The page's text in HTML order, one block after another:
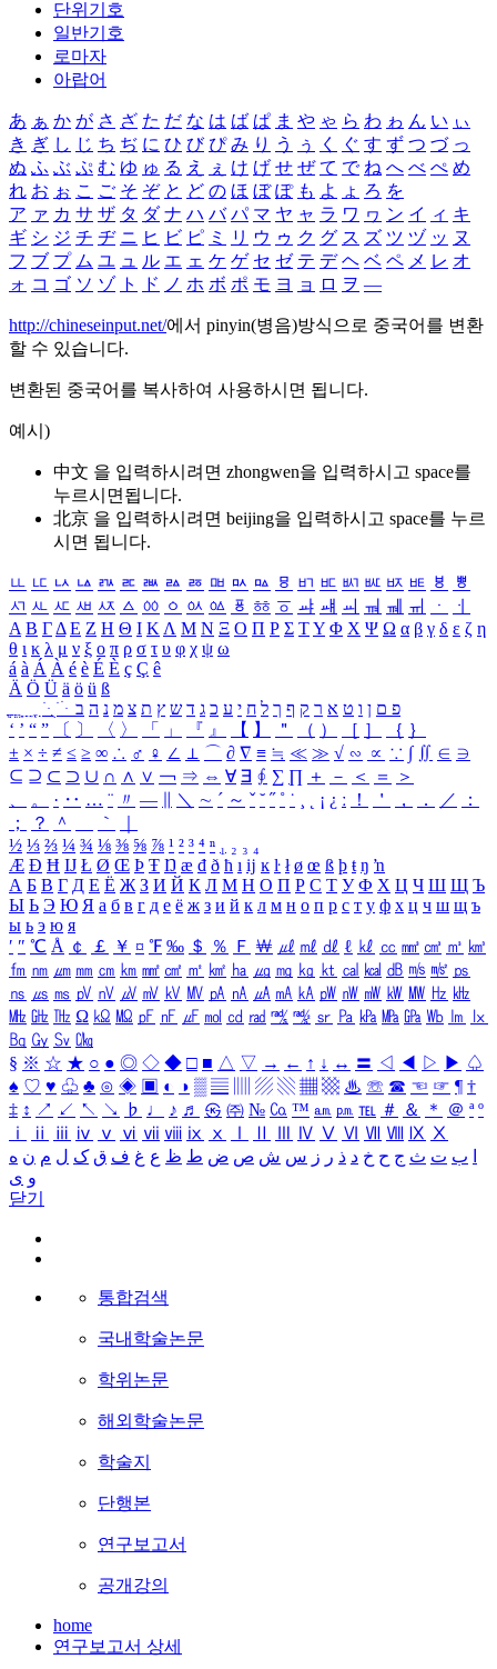
단위기호
일반기호
로마자
아랍어
あ ぁ か が さ ざ た だ な は ば ぱ ま や ゃ ら わ ゎ ん い ぃ
き ぎ し じ ち ぢ に ひ び ぴ み り う ぅ く ぐ す ず つ づ っ
ぬ ふ ぶ ぷ む ゆ ゅ る え ぇ け げ せ ぜ て で ね へ べ ぺ め
れ お ぉ こ ご そ ぞ と ど の ほ ぼ ぽ も よ ょ ろ を
ア ァ カ サ ザ タ ダ ナ ハ バ パ マ ヤ ャ ラ ワ ヮ ン イ ィ キ
ギ シ ジ チ ヂ ニ ヒ ビ ピ ミ リ ウ ゥ ク グ ス ズ ツ ヅ ッ ヌ
フ ブ プ ム ユ ュ ル エ ェ ケ ゲ セ ゼ テ デ ヘ ベ ペ メ レ オ
ォ コ ゴ ソ ゾ ト ド ノ ホ ボ ポ モ ヨ ョ ロ ヲ ―
http://chineseinput.net/에서 pinyin(병음)방식으로 중국어를 변환
할 수 있습니다.
변환된 중국어를 복사하여 사용하시면 됩니다.
예시)
中文 을 입력하시려면 zhongwen을 입력하시고 space를
누르시면됩니다.
北京 을 입력하시려면 beijing을 입력하시고 space를 누르
시면 됩니다.
ㅥ ㅦ ㅧ ㅨ ㅩ ㅪ ㅫ ㅬ ㅭ ㅮ ㅯ ㅰ ㅱ ㅲ ㅳ ㅴ ㅵ ㅶ ㅷ ㅸ
ㅹ
ㅺ ㅻ ㅼ ㅽ ㅾ ㅿ ㆀ ㆁ ㆂ ㆃ ㆄ ㆅ ㆆ ㆇ ㆈ ㆉ ㆊ ㆋ ㆌ ㆍ
ㆎ
Α Β ΓΔ Ε Ζ Η Θ Ι ΚΛ Μ Ν Ξ Ο Π Ρ Σ ΤΥ Φ Χ Ψ Ω α β γ δ ε ζ η
θ ι κ λ μ ν ξ ο π ρ σ τ υ φ χ ψ ω
á à Á À é è É È ç Ç ê
Ä Ö Ü ä ö ü ß
ִֶֹ ֻּ ׁׂ פ ם ן ו ט א ר ק ף ך ל ח י ע כ ג ד ש ץ ת צ מ נ ה ב
‘ ’ “ ” 〔 〕 〈 〉 「 」 『 』 【 】 ＂ （ ） ［ ］ ｛ ｝
± × ÷ ≠ ≤ ≥ ∞ ∴ ♂ ♀ ∠ ⊥ ⌒ ∂ ∇ ≡ ≒ ≪ ≫ √ ∽ ∝ ∵ ∫ ∬ ∈ ∋
⊆ ⊇ ⊂ ⊃ ∪ ∩ ∧ ∨ ￢ ⇒ ⇔ ∀ ∃ ∮ ∑ ∏ ＋ － ＜ ＝
＞
、
。 · ‥ … ¨ 〃 ― ＼ ∼ ´ ～ ˇ ˘ ˝ ˚ ˙ ¸ ¡ ¿ ː ！ ＇ ， ． ／
：
；
？ ＾ ｀
½ ⅓ ⅔ ¼ ¾ ⅛ ⅜ ⅝ ⅞ ¹ ² ³ ⁴ ⁿ ₁ ₂ ₃ ₄
Æ Ð Ħ Ĳ Ł Ø Œ Þ Ŧ Ŋ æ đ ð ħ ı ĳ ĸ ŀ ł ø œ ß þ ŧ ŋ ŉ
А Б В Г Д Е Ё Ж З И Й К Л М Н О П Р С Т У Ф Х Ц Ч Ш Щ Ъ
Ы Ь Э Ю Я а б в г д е ё ж з и й к л м н о п р с т у ф х ц ч ш щ ъ
ы ь э ю я
′ ″ ℃ Å ￠ ￡ ￥ ¤ ℉ ‰ ＄ ％ Ｆ ￦ ㎕ ㎖ ㎗ ℓ ㎘ ㏄ ㎣ ㎤ ㎥ ㎦
㎙ ㎚ ㎛ ㎜ ㎝ ㎞ ㎟ ㎠ ㎡ ㎢ ㏊ ㎍ ㎎ ㎏ ㏏ ㎈ ㎉ ㏈ ㎧ ㎨ ㎰
㎱ ㎲ ㎳ ㎴ ㎵ ㎶ ㎷ ㎸ ㎹ ㎀ ㎁ ㎂ ㎃ ㎄ ㎺ ㎻ ㎽ ㎾ ㎿ ㎐ ㎑
㎒ ㎓ ㎔ Ω ㏀ ㏁ ㎊ ㎋ ㎌ ㏖ ㏅ ㎭ ㎮ ㎯ ㏛ ㎩ ㎪ ㎫ ㎬ ㏝ ㏐
㏓
㏃ ㏉ ㏜ ㏆
§ ※ ☆ ★ ○ ● ◎ ◇ ◆ □ ■ △ ▽ → ← ↑ ↓ ↔ 〓 ◁ ◀ ▷ ▶ ♤
♠ ♡ ♥ ♧ ♣ ⊙ ◈ ▣ ◐ ◑ ▒ ▤ ▨ ▧ ▦ ▩ ♨ ☏ ☎ ☜ ☞ ¶ †
‡ ↕ ↗ ↙ ↖ ↘ ♭ ♩ ♪ ♬ ㉿ ㈜ № ㏇ ™ ㏂ ㏘ ℡ ＃ ＆ ＊ ＠ ª º
ⅰ
ⅱ ⅲ ⅳ ⅴ ⅵ ⅶ ⅷ ⅸ ⅹ Ⅳ Ⅴ Ⅵ Ⅶ Ⅷ Ⅸ Ⅹ
ب ت ث ج ح خ د ذ ر ز س ش ص ض ط ظ ع غ ف ق ک ل م ن ه
و ی
닫기
통합검색
국내학술논문
학위논문
해외학술논문
학술지
단행본
연구보고서
공개강의
home
연구보고서 상세